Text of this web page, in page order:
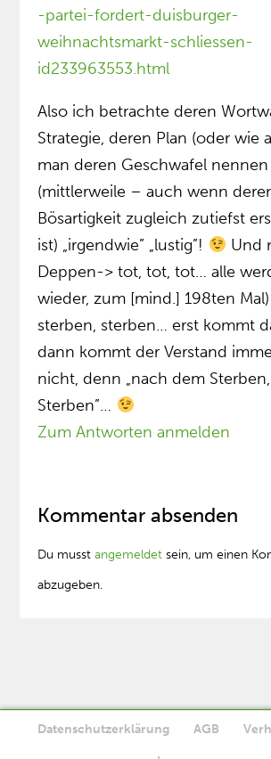
-partei-fordert-duisburger-
weihnachtsmarkt-schliessen-
id233963553.html
Also ich betrachte deren
Strategie, deren Plan (oder wie
man deren Geschwafel
(mittlerweile – auch wenn
Bösartigkeit zugleich zutiefst
ist) „irgendwie” „lustig”!
Und
Deppen-> tot, tot, tot… alle
wieder, zum [mind.] 198ten
sterben, sterben… erst kommt
dann kommt der Verstand
nicht, denn „nach dem
Sterben”…
Zum Antworten anmelden
Kommentar absenden
Du musstangemeldet sein, um einen
abzugeben.
Datenschutzerklärung AGB